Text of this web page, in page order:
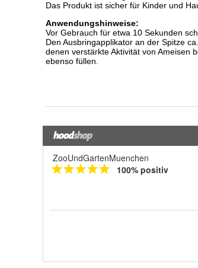
ZooUndGartenMuenchen
100% positiv